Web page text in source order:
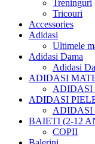
Treninguri
Tricouri
Accessories
Adidasi
Ultimele
Adidasi Dama
Adidasi
ADIDASI
ADIDASI
ADIDASI
ADIDASI
BAIETI (2-12
COPII